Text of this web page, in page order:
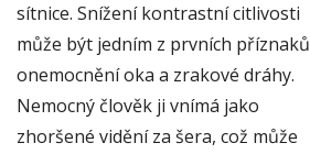
sítnice. Snížení kontrastní citlivosti
může být jedním z prvních příznaků
onemocnění oka a zrakové dráhy.
Nemocný člověk ji vnímá jako
zhoršené vidění za šera, což může